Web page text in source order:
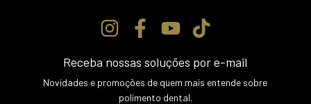
Receba nossas soluções por e-mail
Novidades e promoções de quem mais entende sobre
polimento dental.